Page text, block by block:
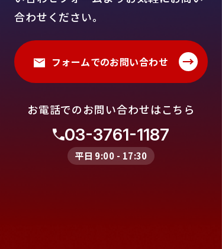
合わせください。
フォームでのお問い合わせ →
お電話でのお問い合わせはこちら
03-3761-1187
平日 9:00 - 17:30